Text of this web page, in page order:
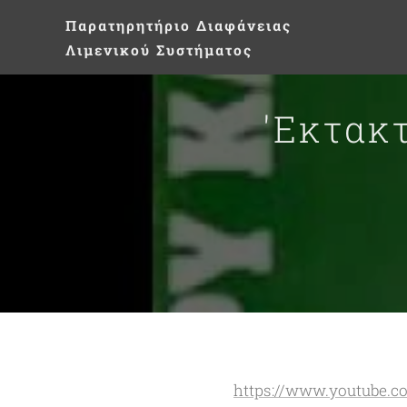
Παρατηρητήριο Διαφάνειας
Λιμενικού Συστήματος
https://